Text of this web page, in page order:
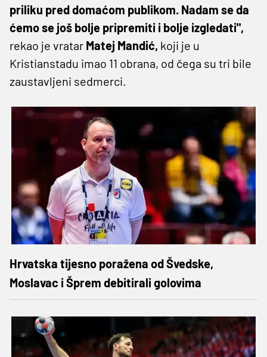
priliku pred domaćom publikom. Nadam se da
ćemo se još bolje pripremiti i bolje izgledati",
rekao je vratar Matej Mandić, koji je u
Kristianstadu imao 11 obrana, od čega su tri bile
zaustavljeni sedmerci.
Hrvatska tijesno poražena od Švedske,
Moslavac i Šprem debitirali golovima